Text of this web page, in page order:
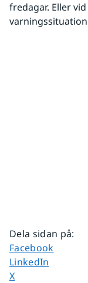
fredagar. Eller
Dela sidan på:
Dela sidan på
Facebook
Dela sidan på
LinkedIn
Dela sidan på
X